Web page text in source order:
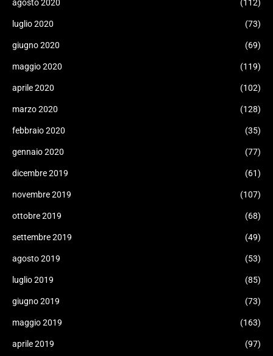
agosto 2020 (112)
luglio 2020 (73)
giugno 2020 (69)
maggio 2020 (119)
aprile 2020 (102)
marzo 2020 (128)
febbraio 2020 (35)
gennaio 2020 (77)
dicembre 2019 (61)
novembre 2019 (107)
ottobre 2019 (68)
settembre 2019 (49)
agosto 2019 (53)
luglio 2019 (85)
giugno 2019 (73)
maggio 2019 (163)
aprile 2019 (97)